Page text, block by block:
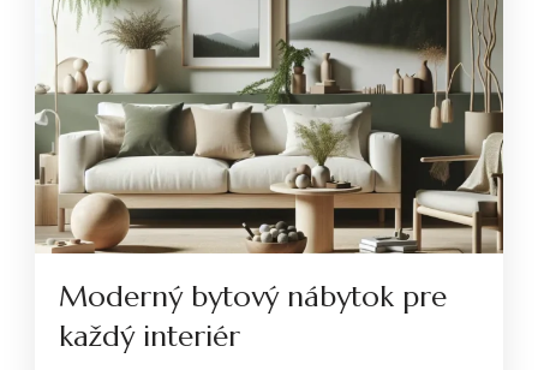
Moderný bytový nábytok pre
každý interiér